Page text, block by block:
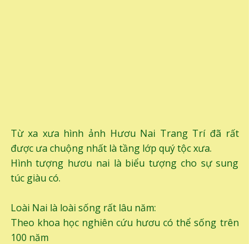
Từ xa xưa hình ảnh Hươu Nai Trang Trí đã rất
được ưa chuộng nhất là tầng lớp quý tộc xưa.
Hình tượng hươu nai là biểu tượng cho sự sung
túc giàu có.
Loài Nai là loài sống rất lâu năm:
Theo khoa học nghiên cứu hươu có thể sống trên
100 năm